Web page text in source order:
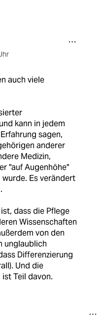
auch viele
kann in jedem
sagen,
anderer
Medizin,
"auf Augenhöhe"
Es verändert
dass die Pflege
Wissenschaften
von den
unglaublich
Differenzierung
Und die
Teil davon.